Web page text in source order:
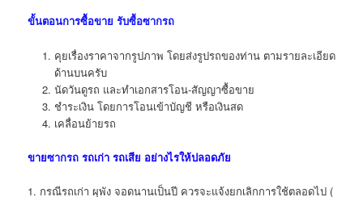
ขั้นตอนการซื้อขาย รับซื้อซากรถ
คุยเรื่องราคาจากรูปภาพ โดยส่งรูปรถของท่าน ตามรายละเอียด
ด้านบนครับ
นัดวันดูรถ และทำเอกสารโอน-สัญญาซื้อขาย
ชำระเงิน โดยการโอนเข้าบัญชี หรือเงินสด
เคลื่อนย้ายรถ
ขายซากรถ รถเก่า รถเสีย อย่างไรให้ปลอดภัย
1. กรณีรถเก่า ผุพัง จอดนานเป็นปี ควรจะแจ้งยกเลิกการใช้ตลอดไป (